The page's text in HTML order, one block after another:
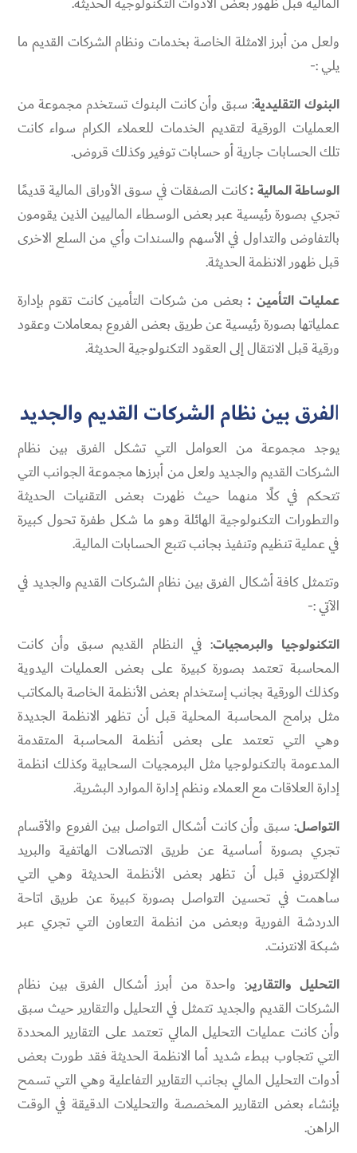
ولعل من أبرز الامثلة الخاصة بخدمات ونظام الشركات القديم ما
يلي :-
البنوك التقليدية: سبق وأن كانت البنوك تستخدم مجموعة من
العمليات الورقية لتقديم الخدمات للعملاء الكرام سواء كانت
تلك الحسابات جارية أو حسابات توفير وكذلك قروض.
الوساطة المالية :كانت الصفقات في سوق الأوراق المالية قديمًا
تجري بصورة رئيسية عبر بعض الوسطاء الماليين الذين يقومون
بالتفاوض والتداول في الأسهم والسندات وأي من السلع الاخرى
قبل ظهور الانظمة الحديثة.
عمليات التأمين : بعض من شركات التأمين كانت تقوم بإدارة
عملياتها بصورة رئيسية عن طريق بعض الفروع بمعاملات وعقود
ورقية قبل الانتقال إلى العقود التكنولوجية الحديثة.
الفرق بين نظام الشركات القديم والجديد
يوجد مجموعة من العوامل التي تشكل الفرق بين نظام
الشركات القديم والجديد ولعل من أبرزها مجموعة الجوانب التي
تتحكم في كلًا منهما حيث ظهرت بعض التقنيات الحديثة
والتطورات التكنولوجية الهائلة وهو ما شكل طفرة تحول كبيرة
في عملية تنظيم وتنفيذ بجانب تتبع الحسابات المالية.
وتتمثل كافة أشكال الفرق بين نظام الشركات القديم والجديد في
الآتي :-
التكنولوجيا والبرمجيات: في النظام القديم سبق وأن كانت
المحاسبة تعتمد بصورة كبيرة على بعض العمليات اليدوية
وكذلك الورقية بجانب إستخدام بعض الأنظمة الخاصة بالمكاتب
مثل برامج المحاسبة المحلية قبل أن تظهر الانظمة الجديدة
وهي التي تعتمد على بعض أنظمة المحاسبة المتقدمة
المدعومة بالتكنولوجيا مثل البرمجيات السحابية وكذلك انظمة
إدارة العلاقات مع العملاء ونظم إدارة الموارد البشرية.
التواصل: سبق وأن كانت أشكال التواصل بين الفروع والأقسام
تجري بصورة أساسية عن طريق الاتصالات الهاتفية والبريد
الإلكتروني قبل أن تظهر بعض الأنظمة الحديثة وهي التي
ساهمت في تحسين التواصل بصورة كبيرة عن طريق اتاحة
الدردشة الفورية وبعض من انظمة التعاون التي تجري عبر
شبكة الانترنت.
التحليل والتقارير: واحدة من أبرز أشكال الفرق بين نظام
الشركات القديم والجديد تتمثل في التحليل والتقارير حيث سبق
وأن كانت عمليات التحليل المالي تعتمد على التقارير المحددة
التي تتجاوب ببطء شديد أما الانظمة الحديثة فقد طورت بعض
أدوات التحليل المالي بجانب التقارير التفاعلية وهي التي تسمح
بإنشاء بعض التقارير المخصصة والتحليلات الدقيقة في الوقت
الراهن.